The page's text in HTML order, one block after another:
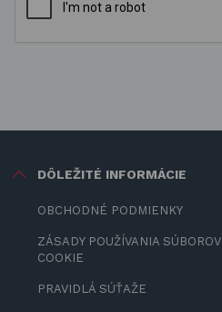
DÔLEŽITÉ INFORMÁCIE
OBCHODNÉ PODMIENKY
ZÁSADY POUŽÍVANIA SÚBOROV
COOKIE
PRAVIDLÁ SÚŤAŽE